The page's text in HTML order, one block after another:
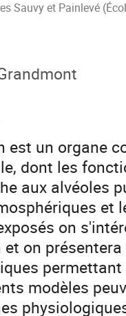
Sauvy et Painlevé
est un organe
dont les
aux alvéoles
et
on
on
modèles